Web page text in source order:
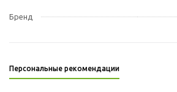
Бренд
Персональные рекомендации